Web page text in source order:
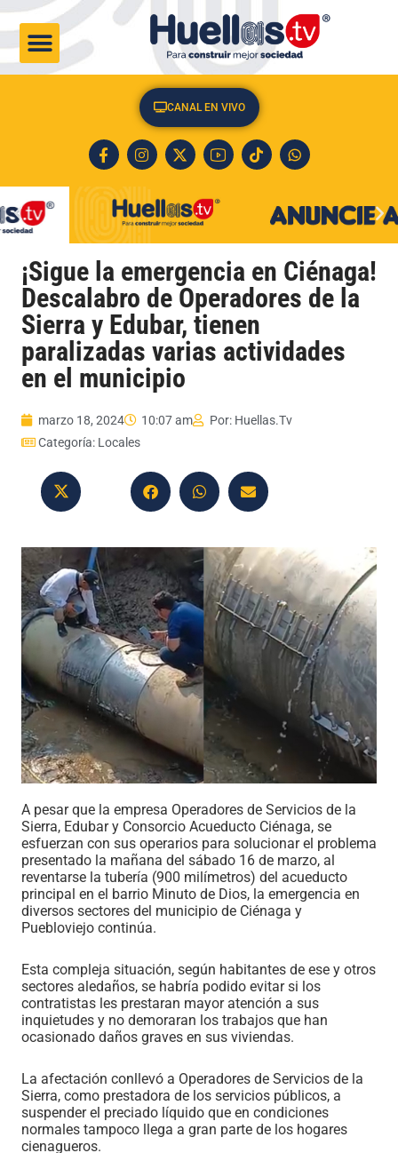
CANAL EN VIVO
¡Sigue la emergencia en Ciénaga!
Descalabro de Operadores de la
Sierra y Edubar, tienen
paralizadas varias actividades
en el municipio
marzo 18, 2024 10:07 am Por: Huellas.Tv
Categoría: Locales
A pesar que la empresa Operadores de Servicios de la
Sierra, Edubar y Consorcio Acueducto Ciénaga, se
esfuerzan con sus operarios para solucionar el problema
presentado la mañana del sábado 16 de marzo, al
reventarse la tubería (900 milímetros) del acueducto
principal en el barrio Minuto de Dios, la emergencia en
diversos sectores del municipio de Ciénaga y
Puebloviejo continúa.
Esta compleja situación, según habitantes de ese y otros
sectores aledaños, se habría podido evitar si los
contratistas les prestaran mayor atención a sus
inquietudes y no demoraran los trabajos que han
ocasionado daños graves en sus viviendas.
La afectación conllevó a Operadores de Servicios de la
Sierra, como prestadora de los servicios públicos, a
suspender el preciado líquido que en condiciones
normales tampoco llega a gran parte de los hogares
cienagueros.